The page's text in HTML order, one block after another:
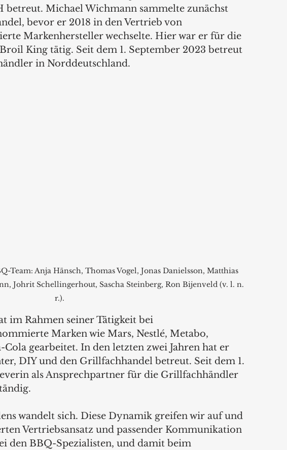
betreut. Michael Wichmann sammelte zunächst
bevor er 2018 in den Vertrieb von
Markenhersteller wechselte. Hier war er für die
King tätig. Seit dem 1. September 2023 betreut
in Norddeutschland.
Team: Anja Hänsch, Thomas Vogel, Jonas Danielsson, Matthias
Johrit Schellingerhout, Sascha Steinberg, Ron Bijenveld (v. l. n.
r.).
im Rahmen seiner Tätigkeit bei
Marken wie Mars, Nestlé, Metabo,
Cola gearbeitet. In den letzten zwei Jahren hat er
DIY und den Grillfachhandel betreut. Seit dem 1.
als Ansprechpartner für die Grillfachhändler
Vertriebsansatz und passender Kommunikation
den BBQ-Spezialisten, und damit beim